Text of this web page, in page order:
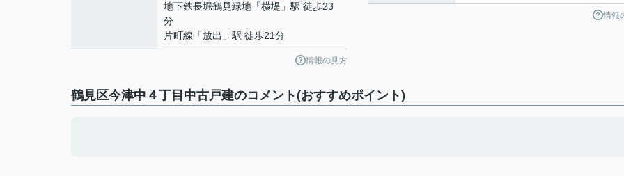
地下鉄長堀鶴見緑地 「横堤 」駅 徒歩23
分
片町線 「放出 」駅 徒歩21分
情報の見方
情報
鶴見区今津中４丁目中古戸建のコメント(おすすめポイント)